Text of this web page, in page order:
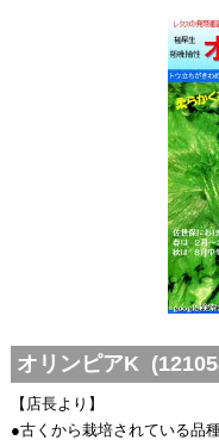
オリンピアK
【店長より】
●古くから栽培されている品